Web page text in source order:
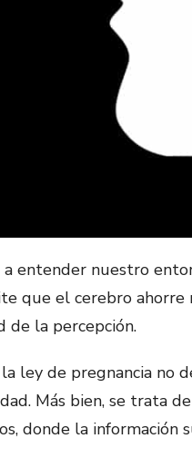
entender nuestro
que el cerebro ahorre
de la percepción.
ley de pregnancia no
Más bien, se trata
donde la información